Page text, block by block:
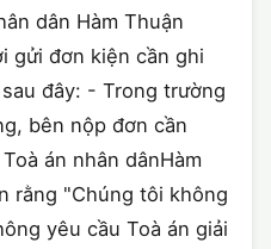
dân Hàm Thuận
gửi đơn kiện cần ghi
đây: - Trong trường
bên nộp đơn cần
án nhân dânHàm
rằng "Chúng tôi không
yêu cầu Toà án giải